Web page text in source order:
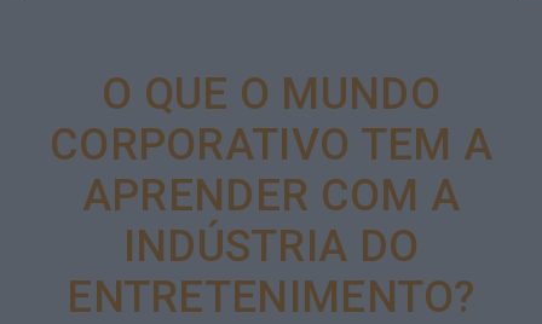
O QUE O MUNDO
CORPORATIVO TEM A
APRENDER COM A
INDÚSTRIA DO
ENTRETENIMENTO?